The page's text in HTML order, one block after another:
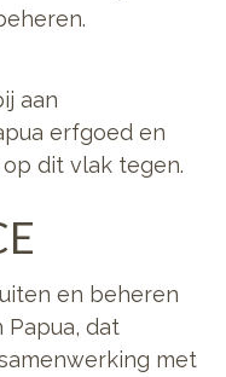
aan
erfgoed en
dit vlak tegen.
en beheren
Papua, dat
met